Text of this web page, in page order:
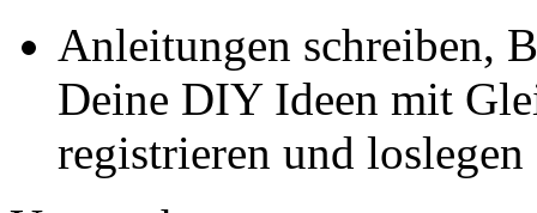
Anleitungen schreiben,
Deine DIY Ideen mit
registrieren und loslegen